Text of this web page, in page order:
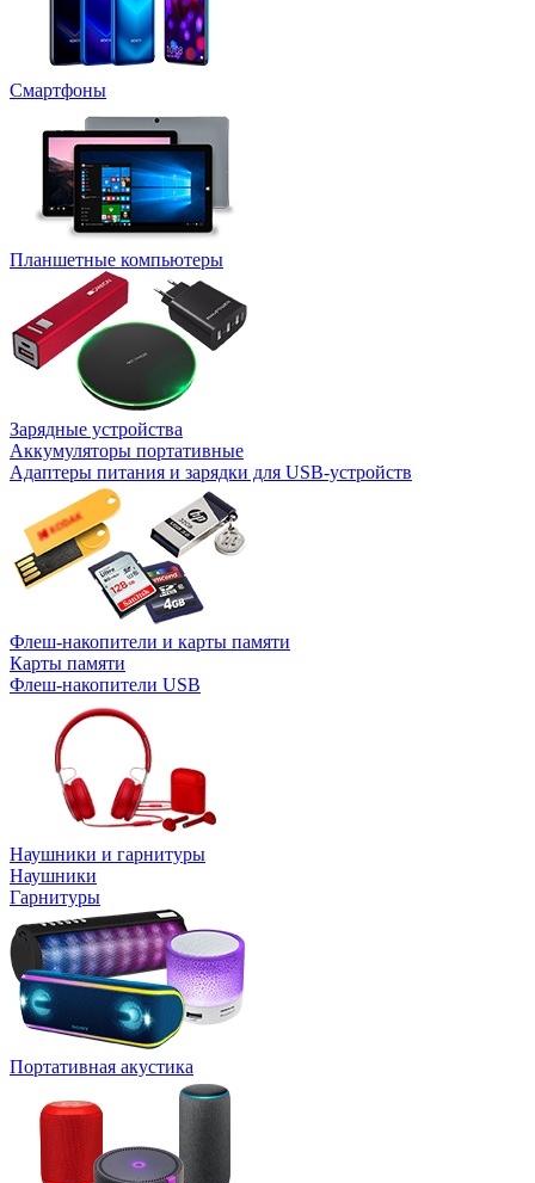
Смартфоны
Планшетные компьютеры
Зарядные устройства
Аккумуляторы портативные
Адаптеры питания и зарядки для USB-устройств
Флеш-накопители и карты памяти
Карты памяти
Флеш-накопители USB
Наушники и гарнитуры
Наушники
Гарнитуры
Портативная акустика